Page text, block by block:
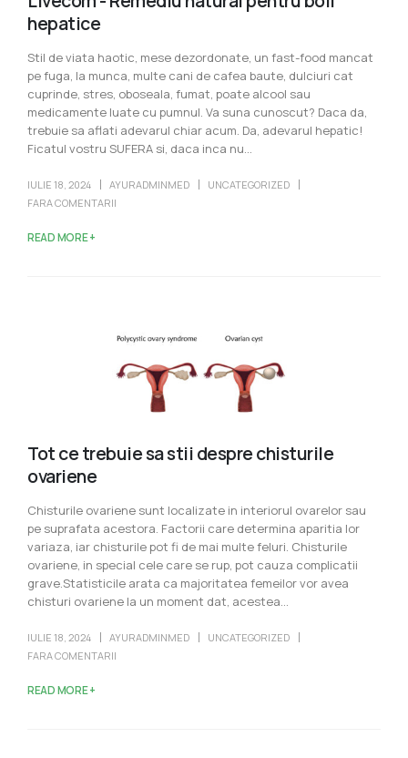
hepatice
Stil de viata haotic, mese dezordonate, un fast-food mancat
pe fuga, la munca, multe cani de cafea baute, dulciuri cat
cuprinde, stres, oboseala, fumat, poate alcool sau
medicamente luate cu pumnul. Va suna cunoscut? Daca da,
trebuie sa aflati adevarul chiar acum. Da, adevarul hepatic!
Ficatul vostru SUFERA si, daca inca nu...
IULIE 18, 2024 AYURADMINMED
UNCATEGORIZED
FARA COMENTARII
READ MORE +
Tot ce trebuie sa stii despre chisturile
ovariene
Chisturile ovariene sunt localizate in interiorul ovarelor sau
pe suprafata acestora. Factorii care determina aparitia lor
variaza, iar chisturile pot fi de mai multe feluri. Chisturile
ovariene, in special cele care se rup, pot cauza complicatii
grave.Statisticile arata ca majoritatea femeilor vor avea
chisturi ovariene la un moment dat, acestea...
IULIE 18, 2024 AYURADMINMED
UNCATEGORIZED
FARA COMENTARII
READ MORE +